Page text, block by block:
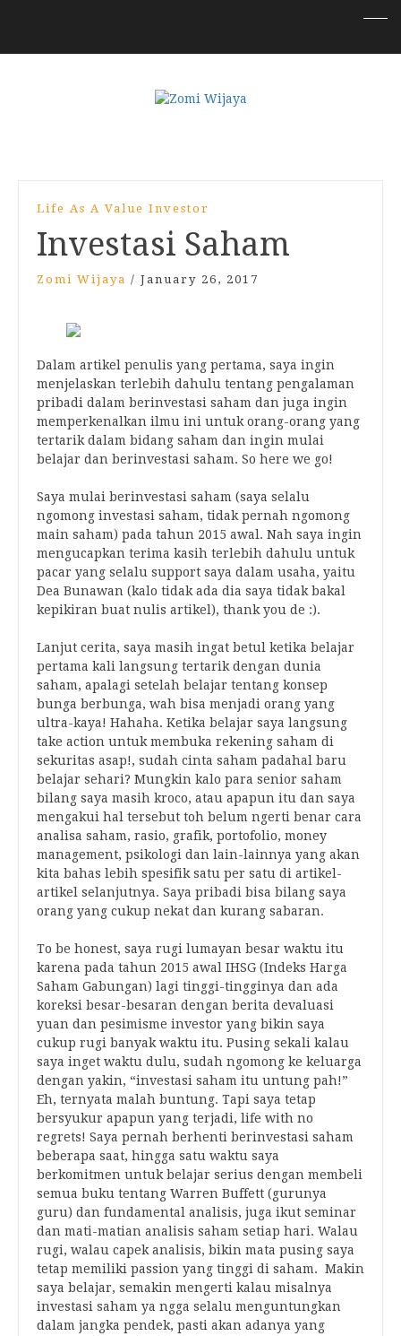
Life As A Value Investor
Investasi Saham
Zomi Wijaya / January 26, 2017
Dalam artikel penulis yang pertama, saya ingin
menjelaskan terlebih dahulu tentang pengalaman
pribadi dalam berinvestasi saham dan juga ingin
memperkenalkan ilmu ini untuk orang-orang yang
tertarik dalam bidang saham dan ingin mulai
belajar dan berinvestasi saham. So here we go!
Saya mulai berinvestasi saham (saya selalu
ngomong investasi saham, tidak pernah ngomong
main saham) pada tahun 2015 awal. Nah saya ingin
mengucapkan terima kasih terlebih dahulu untuk
pacar yang selalu support saya dalam usaha, yaitu
Dea Bunawan (kalo tidak ada dia saya tidak bakal
kepikiran buat nulis artikel), thank you de :).
Lanjut cerita, saya masih ingat betul ketika belajar
pertama kali langsung tertarik dengan dunia
saham, apalagi setelah belajar tentang konsep
bunga berbunga, wah bisa menjadi orang yang
ultra-kaya! Hahaha. Ketika belajar saya langsung
take action untuk membuka rekening saham di
sekuritas asap!, sudah cinta saham padahal baru
belajar sehari? Mungkin kalo para senior saham
bilang saya masih kroco, atau apapun itu dan saya
mengakui hal tersebut toh belum ngerti benar cara
analisa saham, rasio, grafik, portofolio, money
management, psikologi dan lain-lainnya yang akan
kita bahas lebih spesifik satu per satu di artikel-
artikel selanjutnya. Saya pribadi bisa bilang saya
orang yang cukup nekat dan kurang sabaran.
To be honest, saya rugi lumayan besar waktu itu
karena pada tahun 2015 awal IHSG (Indeks Harga
Saham Gabungan) lagi tinggi-tingginya dan ada
koreksi besar-besaran dengan berita devaluasi
yuan dan pesimisme investor yang bikin saya
cukup rugi banyak waktu itu. Pusing sekali kalau
saya inget waktu dulu, sudah ngomong ke keluarga
dengan yakin, “investasi saham itu untung pah!”
Eh, ternyata malah buntung. Tapi saya tetap
bersyukur apapun yang terjadi, life with no
regrets! Saya pernah berhenti berinvestasi saham
beberapa saat, hingga satu waktu saya
berkomitmen untuk belajar serius dengan membeli
semua buku tentang Warren Buffett (gurunya
guru) dan fundamental analisis, juga ikut seminar
dan mati-matian analisis saham setiap hari. Walau
rugi, walau capek analisis, bikin mata pusing saya
tetap memiliki passion yang tinggi di saham. Makin
saya belajar, semakin mengerti kalau misalnya
investasi saham ya ngga selalu menguntungkan
dalam jangka pendek, pasti akan adanya yang